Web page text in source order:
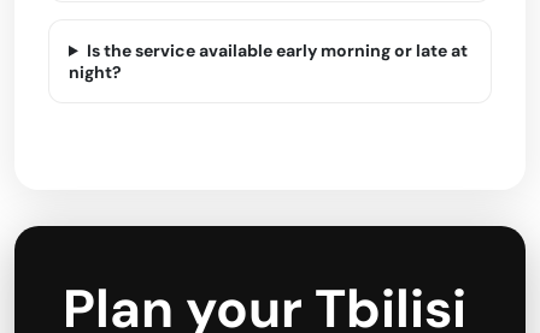
Is the service available early morning or late at
night?
Plan your Tbilisi